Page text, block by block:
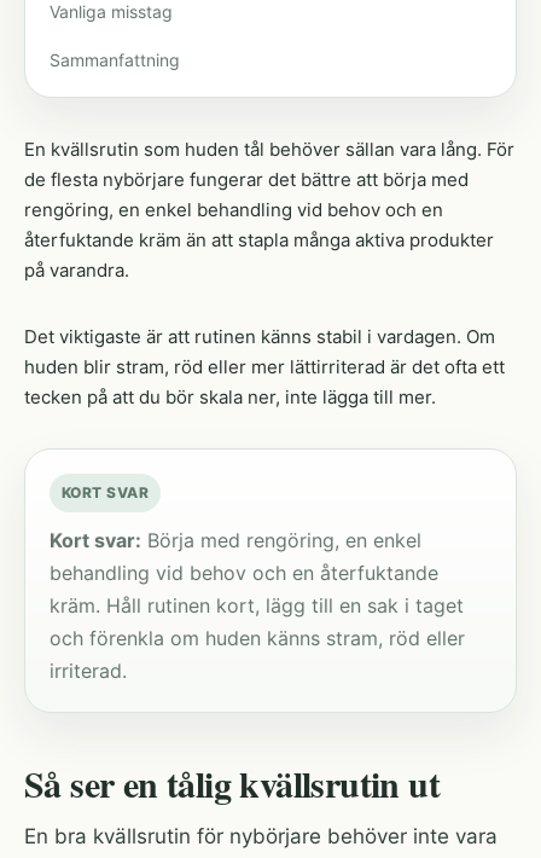
Vanliga misstag
Sammanfattning
En kvällsrutin som huden tål behöver sällan vara lång. För
de flesta nybörjare fungerar det bättre att börja med
rengöring, en enkel behandling vid behov och en
återfuktande kräm än att stapla många aktiva produkter
på varandra.
Det viktigaste är att rutinen känns stabil i vardagen. Om
huden blir stram, röd eller mer lättirriterad är det ofta ett
tecken på att du bör skala ner, inte lägga till mer.
KORT SVAR
Kort svar: Börja med rengöring, en enkel
behandling vid behov och en återfuktande
kräm. Håll rutinen kort, lägg till en sak i taget
och förenkla om huden känns stram, röd eller
irriterad.
Så ser en tålig kvällsrutin ut
En bra kvällsrutin för nybörjare behöver inte vara